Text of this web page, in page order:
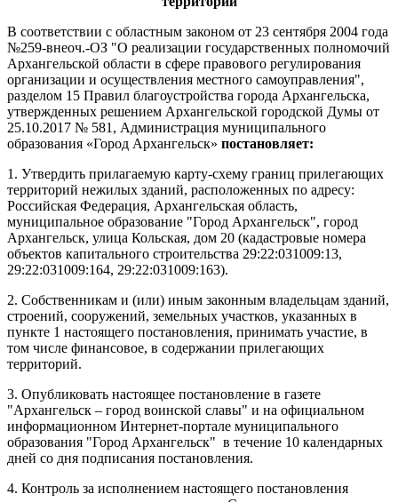
В соответствии с областным законом от 23 сентября 2004 года
№259-внеоч.-ОЗ "О реализации государственных полномочий
Архангельской области в сфере правового регулирования
организации и осуществления местного самоуправления",
разделом 15 Правил благоустройства города Архангельска,
утвержденных решением Архангельской городской Думы от
25.10.2017 № 581, Администрация муниципального
образования «Город Архангельск» постановляет:
1. Утвердить прилагаемую карту-схему границ прилегающих
территорий нежилых зданий, расположенных по адресу:
Российская Федерация, Архангельская область,
муниципальное образование "Город Архангельск", город
Архангельск, улица Кольская, дом 20 (кадастровые номера
объектов капитального строительства 29:22:031009:13,
29:22:031009:164, 29:22:031009:163).
2. Собственникам и (или) иным законным владельцам зданий,
строений, сооружений, земельных участков, указанных в
пункте 1 настоящего постановления, принимать участие, в
том числе финансовое, в содержании прилегающих
территорий.
3. Опубликовать настоящее постановление в газете
"Архангельск – город воинской славы" и на официальном
информационном Интернет-портале муниципального
образования "Город Архангельск" в течение 10 календарных
дней со дня подписания постановления.
4. Контроль за исполнением настоящего постановления